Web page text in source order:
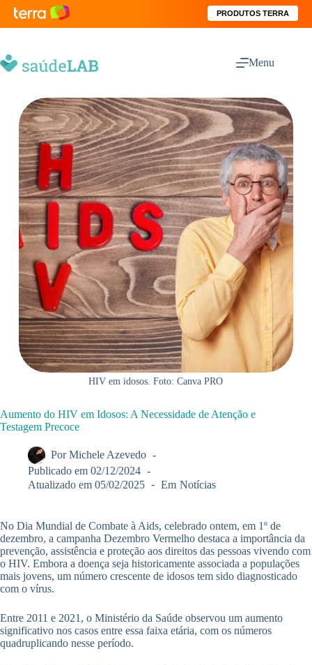
PRODUTOS TERRA
Menu
HIV em idosos. Foto: Canva PRO
Aumento do HIV em Idosos: A Necessidade de Atenção e
Testagem Precoce
Por Michele Azevedo
Publicado em 02/12/2024
Atualizado em 05/02/2025 Em Notícias
No Dia Mundial de Combate à Aids, celebrado ontem, em 1º de
dezembro, a campanha Dezembro Vermelho destaca a importância da
prevenção, assistência e proteção aos direitos das pessoas vivendo com
o HIV. Embora a doença seja historicamente associada a populações
mais jovens, um número crescente de idosos tem sido diagnosticado
com o vírus.
Entre 2011 e 2021, o Ministério da Saúde observou um aumento
significativo nos casos entre essa faixa etária, com os números
quadruplicando nesse período.